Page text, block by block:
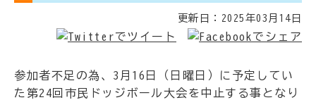
更新日： 2025年03月14日
参加者不足の為、3月16日（日曜日）に予定してい
た第24回市民ドッジボール大会を中止する事となり